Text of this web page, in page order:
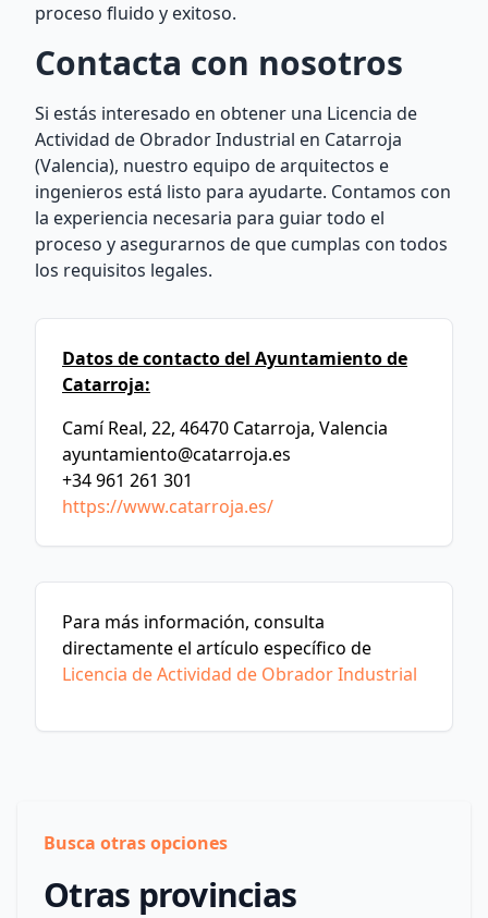
proceso fluido y exitoso.
Contacta con nosotros
Si estás interesado en obtener una Licencia de
Actividad de Obrador Industrial en Catarroja
(Valencia), nuestro equipo de arquitectos e
ingenieros está listo para ayudarte. Contamos con
la experiencia necesaria para guiar todo el
proceso y asegurarnos de que cumplas con todos
los requisitos legales.
Datos de contacto del Ayuntamiento de
Catarroja:
Camí Real, 22, 46470 Catarroja, Valencia
ayuntamiento@catarroja.es
+34 961 261 301
https://www.catarroja.es/
Para más información, consulta
directamente el artículo específico de
Licencia de Actividad de Obrador Industrial
Busca otras opciones
Otras provincias